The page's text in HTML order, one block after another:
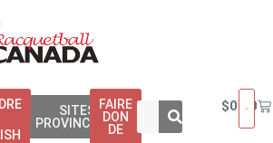
SITES
PROVINCIAUX
FAIRE
DON
DE
$0.00